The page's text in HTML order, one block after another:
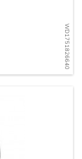
WD1751826640